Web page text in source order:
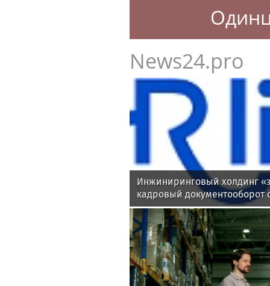
News24.pro
Инжиниринговый холдинг
кадровый